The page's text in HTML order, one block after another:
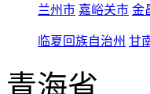
兰州市 嘉峪关市 金
临夏回族自治州 甘
青海省